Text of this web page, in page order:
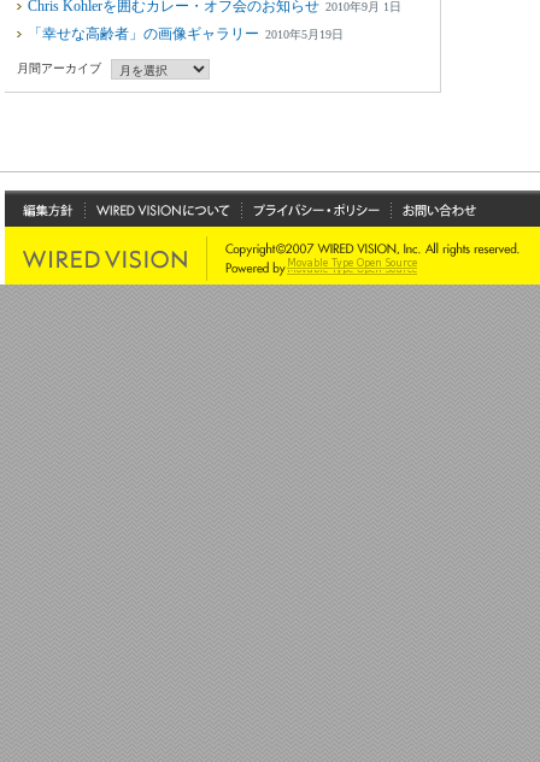
Chris Kohlerを囲むカレー・オフ会のお知らせ 2010年9月 1日
「幸せな高齢者」の画像ギャラリー 2010年5月19日
月間アーカイブ